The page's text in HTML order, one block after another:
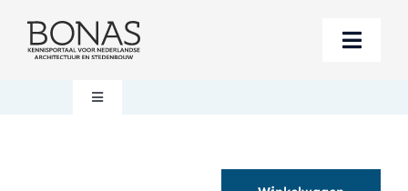
naar
Toggle
BerichtenToggle